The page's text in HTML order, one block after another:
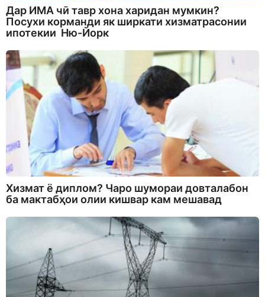
Дар ИМА чӣ тавр хона харидан мумкин?
Посухи корманди як ширкати хизматрасонии
ипотекии Ню-Йорк
Хизмат ё диплом? Чаро шумораи довталабон
ба мактабҳои олии кишвар кам мешавад